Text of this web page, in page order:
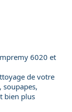
6020 et
de votre
soupapes,
bien plus